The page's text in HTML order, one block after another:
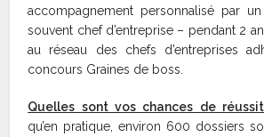
accompagnement personnalisé par
souvent chef d’entreprise – pendant 2
au réseau des chefs d’entreprises
concours Graines de boss.
Quelles sont vos chances de
qu’en pratique, environ 600 dossiers